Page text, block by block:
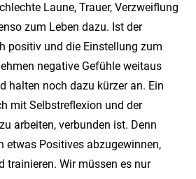
Laune, Trauer, Verzweiflung
zum Leben dazu. Ist der
positiv und die Einstellung zum
negative Gefühle weitaus
halten noch dazu kürzer an. Ein
mit Selbstreflexion und der
arbeiten, verbunden ist. Denn
etwas Positives abzugewinnen,
trainieren. Wir müssen es nur